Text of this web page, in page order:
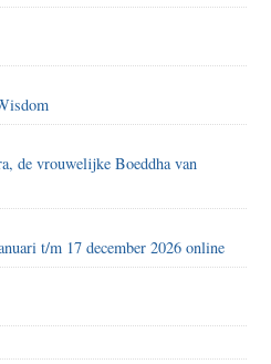
de vrouwelijke Boeddha van
t/m 17 december 2026 online